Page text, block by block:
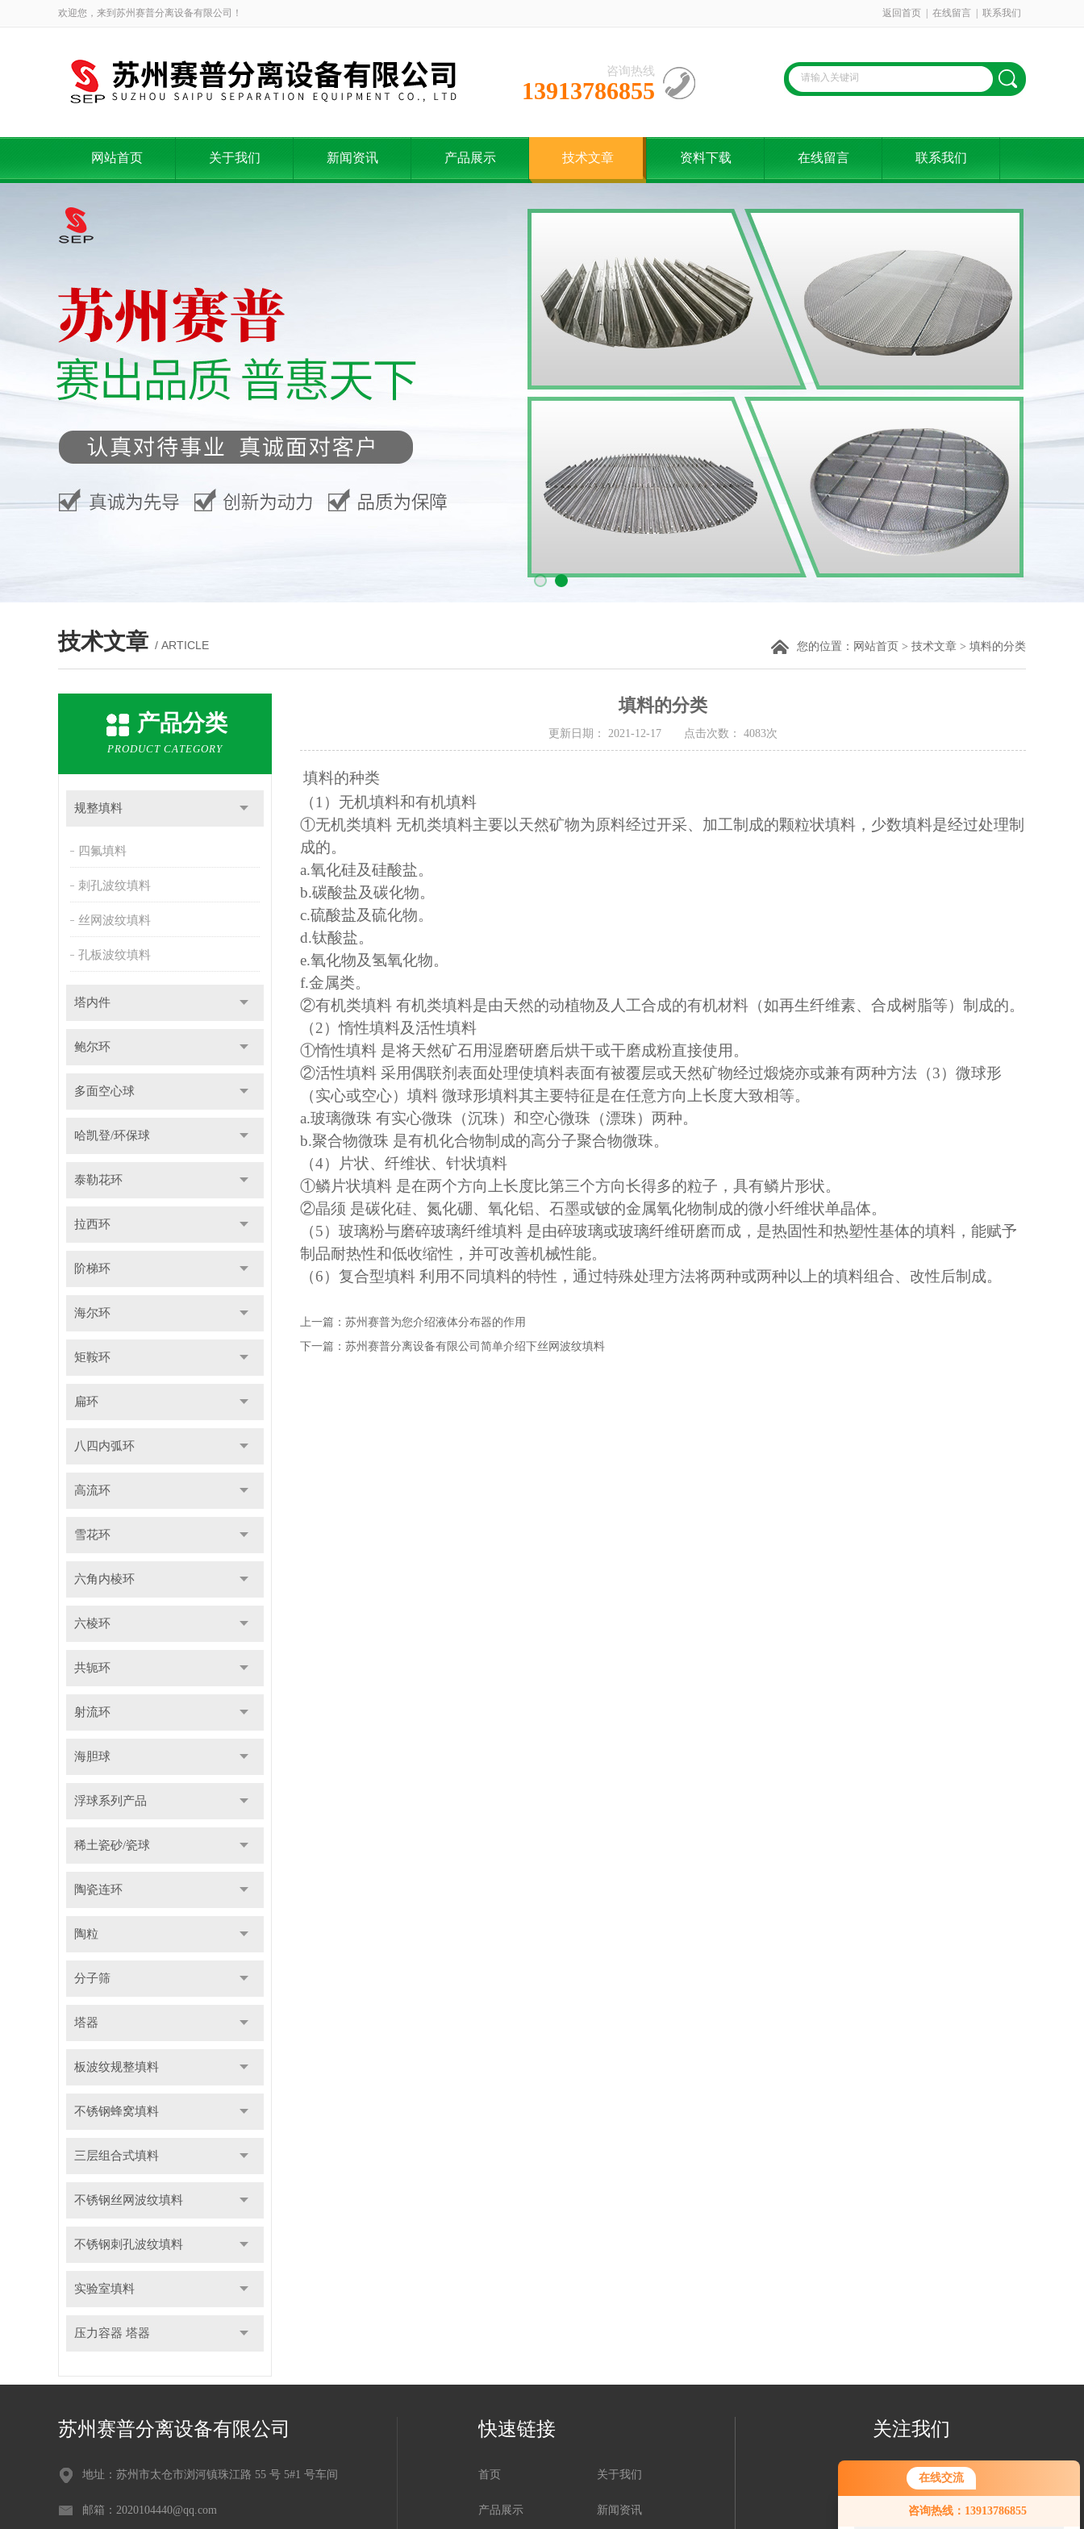
在线交流
咨询热线：13913786855
您好！欢迎前来咨询，很高兴为您
服务，请问您要咨询什么问题呢？
欢迎您，来到苏州赛普分离设备有限公司！ 返回首页 在线留言 联系我们
咨询热线
13913786855
网站首页 关于我们 新闻资讯 产品展示 技术文章 资料下载 在线留言 联系我们
技术文章 / ARTICLE 您的位置： 网站首页 > 技术文章 > 填料的分类
产品分类
PRODUCT CATEGORY
规整填料
四氟填料
刺孔波纹填料
丝网波纹填料
孔板波纹填料
塔内件
鲍尔环
多面空心球
哈凯登/环保球
泰勒花环
拉西环
阶梯环
海尔环
矩鞍环
扁环
八四内弧环
高流环
雪花环
六角内棱环
六棱环
共轭环
射流环
海胆球
浮球系列产品
稀土瓷砂/瓷球
陶瓷连环
陶粒
分子筛
塔器
板波纹规整填料
不锈钢蜂窝填料
三层组合式填料
不锈钢丝网波纹填料
不锈钢刺孔波纹填料
实验室填料
压力容器 塔器
填料的分类
更新日期： 2021-12-17 点击次数： 4083次
填料的种类
（1）无机填料和有机填料
①无机类填料 无机类填料主要以天然矿物为原料经过开采、加工制成的颗粒状填料，少数填料是经过处理制
成的。
a.氧化硅及硅酸盐。
b.碳酸盐及碳化物。
c.硫酸盐及硫化物。
d.钛酸盐。
e.氧化物及氢氧化物。
f.金属类。
②有机类填料 有机类填料是由天然的动植物及人工合成的有机材料（如再生纤维素、合成树脂等）制成的。
（2）惰性填料及活性填料
①惰性填料 是将天然矿石用湿磨研磨后烘干或干磨成粉直接使用。
②活性填料 采用偶联剂表面处理使填料表面有被覆层或天然矿物经过煅烧亦或兼有两种方法（3）微球形
（实心或空心）填料 微球形填料其主要特征是在任意方向上长度大致相等。
a.玻璃微珠 有实心微珠（沉珠）和空心微珠（漂珠）两种。
b.聚合物微珠 是有机化合物制成的高分子聚合物微珠。
（4）片状、纤维状、针状填料
①鳞片状填料 是在两个方向上长度比第三个方向长得多的粒子，具有鳞片形状。
②晶须 是碳化硅、氮化硼、氧化铝、石墨或铍的金属氧化物制成的微小纤维状单晶体。
（5）玻璃粉与磨碎玻璃纤维填料 是由碎玻璃或玻璃纤维研磨而成，是热固性和热塑性基体的填料，能赋予
制品耐热性和低收缩性，并可改善机械性能。
（6）复合型填料 利用不同填料的特性，通过特殊处理方法将两种或两种以上的填料组合、改性后制成。
上一篇： 苏州赛普为您介绍液体分布器的作用
下一篇： 苏州赛普分离设备有限公司简单介绍下丝网波纹填料
苏州赛普分离设备有限公司
地址：苏州市太仓市浏河镇珠江路 55 号 5#1 号车间
邮箱：2020104440@qq.com
快速链接
首页 关于我们
产品展示 新闻资讯
关注我们